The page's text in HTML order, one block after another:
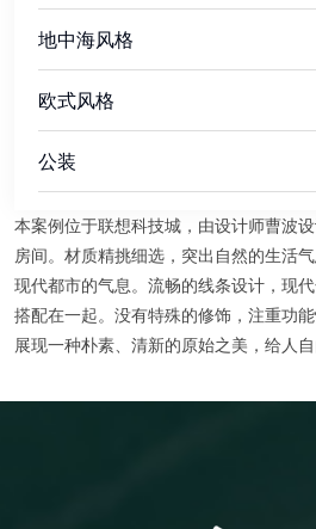
地中海风格
欧式风格
公装
本案例位于联想科技城，由设计师曹波
房间。材质精挑细选，突出自然的生活
现代都市的气息。流畅的线条设计，现
搭配在一起。没有特殊的修饰，注重功
展现一种朴素、清新的原始之美，给人自